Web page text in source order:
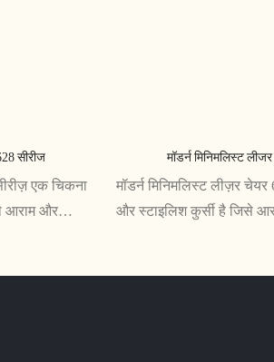
सीरीज
एक चिकना
आराम और
मॉडर्न मिनिमलिस्ट
मॉडर्न मिनिमलिस्ट लीज़र
और स्टाइलिश कुर्सी है जिसे